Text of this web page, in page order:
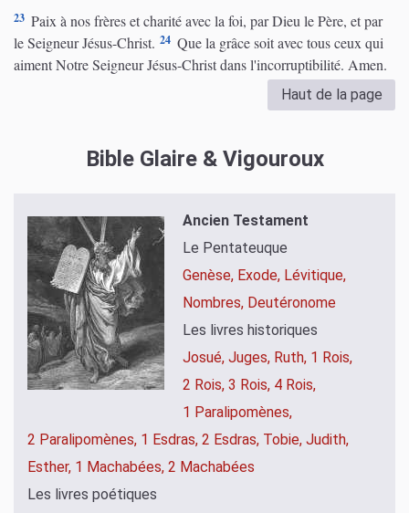
23 Paix à nos frères et charité avec la foi, par Dieu le Père, et par
le Seigneur Jésus-Christ. 24 Que la grâce soit avec tous ceux qui
aiment Notre Seigneur Jésus-Christ dans l'incorruptibilité. Amen.
Haut de la page
Bible Glaire & Vigouroux
Ancien Testament
Le Pentateuque
Genèse, Exode, Lévitique,
Nombres, Deutéronome
Les livres historiques
Josué, Juges, Ruth, 1 Rois,
2 Rois, 3 Rois, 4 Rois,
1 Paralipomènes,
2 Paralipomènes, 1 Esdras, 2 Esdras, Tobie, Judith,
Esther, 1 Machabées, 2 Machabées
Les livres poétiques